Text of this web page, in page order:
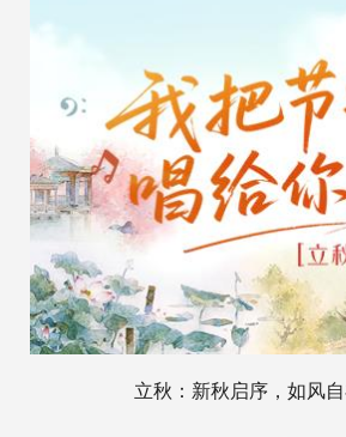
立秋：新秋启序，如风